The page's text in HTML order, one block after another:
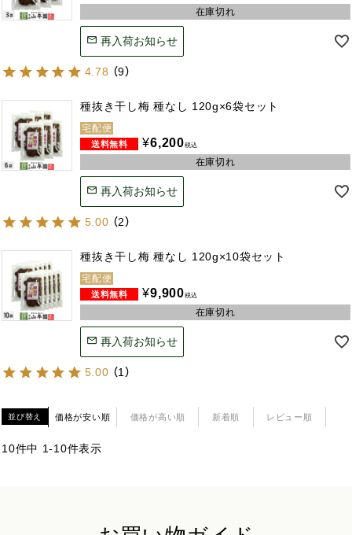
在庫切れ
再入荷お知らせ
4.78 （9）
種抜き干し梅 種なし 120g×6袋セット
宅配便
¥6,200税込
在庫切れ
再入荷お知らせ
5.00 （2）
種抜き干し梅 種なし 120g×10袋セット
宅配便
¥9,900税込
在庫切れ
再入荷お知らせ
5.00 （1 ）
並び替え 価格が安い順 価格が高い順 新着順 レビュー順
10件中 1-10件表示